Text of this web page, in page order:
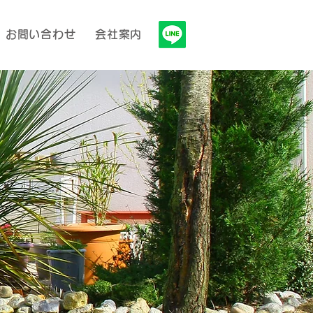
お問い合わせ 会社案内